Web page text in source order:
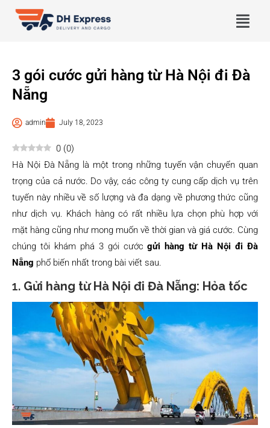
3 gói cước gửi hàng từ Hà Nội đi Đà
Nẵng
admin July 18, 2023
0 (0)
Hà Nội Đà Nẵng là một trong những tuyến vận chuyển quan
trọng của cả nước. Do vậy, các công ty cung cấp dịch vụ trên
tuyến này nhiều về số lượng và đa dạng về phương thức cũng
như dịch vụ. Khách hàng có rất nhiều lựa chọn phù hợp với
mặt hàng cũng như mong muốn về thời gian và giá cước. Cùng
chúng tôi khám phá 3 gói cước gửi hàng từ Hà Nội đi Đà
Nẵng phổ biến nhất trong bài viết sau.
1. Gửi hàng từ Hà Nội đi Đà Nẵng: Hỏa tốc